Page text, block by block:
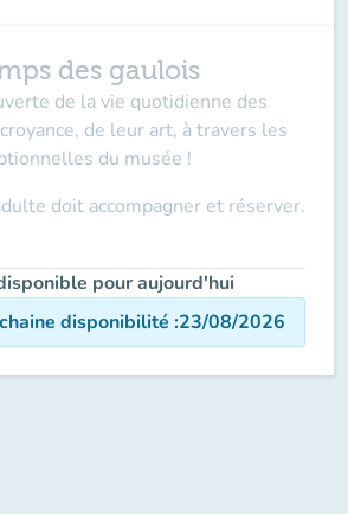
des gaulois
de la vie quotidienne des
de leur art, à travers les
du musée !
doit accompagner et réserver.
pour aujourd'hui
disponibilité :23/08/2026